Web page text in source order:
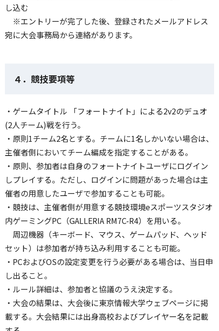
し込む
※エントリーが完了した後、登録されたメールアドレス
宛に大会事務局から連絡があります。
４．競技要項等
・ゲームタイトル 「フォートナイト」による2v2のデュオ
(2人チーム)戦を行う。
・原則1チーム2名とする。チームに1名しかいない場合は、
主催者側においてチーム編成を指定することがある。
・原則、参加者は自身のフォートナイトユーザにログイン
しプレイする。ただし、ログインに問題があった場合は主
催者の用意したユーザで参加することも可能。
・競技は、主催者側が用意する競技環境eスポーツスタジオ
内ゲーミングPC（GALLERIA RM7C-R4）を用いる。
周辺機器（キーボード、マウス、ゲームパッド、ヘッド
セット）は参加者が持ち込み利用することも可能。
・PCおよびOSの設定変更を行う必要がある場合は、当日申
し出ること。
・ルール詳細は、参加者と協議のうえ決定する。
・大会の結果は、大会後に東京情報大学ウェブページに掲
載する。大会結果には出身高校およびプレイヤー名を記載